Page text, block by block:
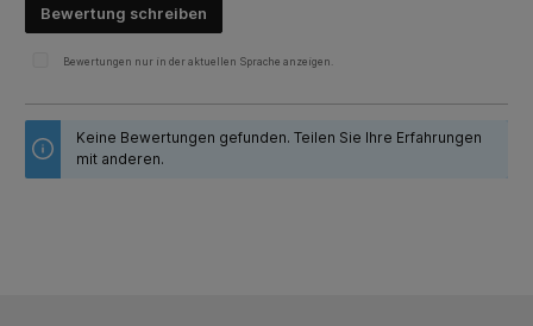
Bewertung schreiben
Bewertungen nur in der aktuellen Sprache anzeigen.
Keine Bewertungen gefunden. Teilen Sie Ihre Erfahrungen
mit anderen.